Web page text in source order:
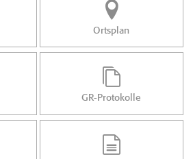
Ortsplan
GR-Protokolle